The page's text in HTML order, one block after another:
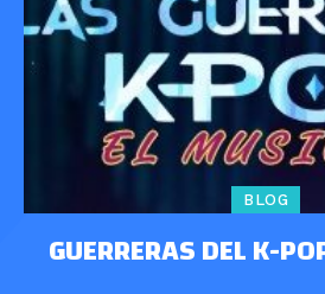
BLOG
GUERRERAS DEL K-